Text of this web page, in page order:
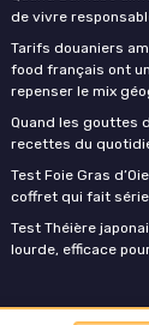
de vivre
Tarifs douaniers
food français ont
repenser le mix
Quand les gouttes
recettes du
Test Foie Gras
coffret qui fait
Test Théière
lourde, efficace